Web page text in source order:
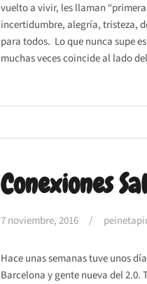
vuelto a vivir, les llaman
incertidumbre, alegría, tristeza,
para todos. Lo que nunca supe
muchas veces coincide al lado
Conexiones
7 noviembre, 2016
Hace unas semanas tuve unos
Barcelona y gente nueva del 2.0.